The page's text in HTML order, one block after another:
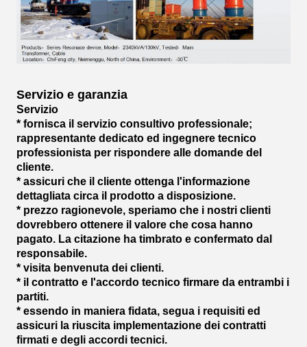
Servizio e garanzia
Servizio
* fornisca il servizio consultivo professionale;
rappresentante dedicato ed ingegnere tecnico
professionista per rispondere alle domande del
cliente.
* assicuri che il cliente ottenga l'informazione
dettagliata circa il prodotto a disposizione.
* prezzo ragionevole, speriamo che i nostri clienti
dovrebbero ottenere il valore che cosa hanno
pagato. La citazione ha timbrato e confermato dal
responsabile.
* visita benvenuta dei clienti.
* il contratto e l'accordo tecnico firmare da entrambi i
partiti.
* essendo in maniera fidata, segua i requisiti ed
assicuri la riuscita implementazione dei contratti
firmati e degli accordi tecnici.